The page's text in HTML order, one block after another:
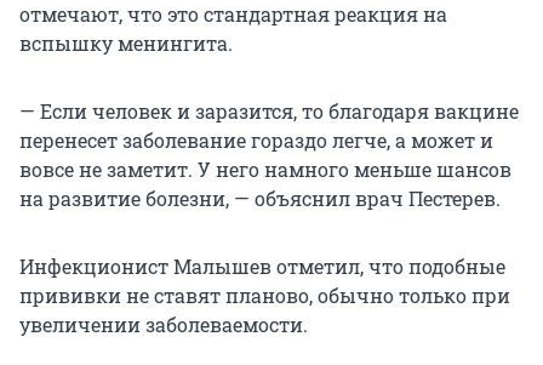
отмечают, что это стандартная реакция на
вспышку менингита.
— Если человек и заразится, то благодаря вакцине
перенесет заболевание гораздо легче, а может и
вовсе не заметит. У него намного меньше шансов
на развитие болезни, — объяснил врач Пестерев.
Инфекционист Малышев отметил, что подобные
прививки не ставят планово, обычно только при
увеличении заболеваемости.